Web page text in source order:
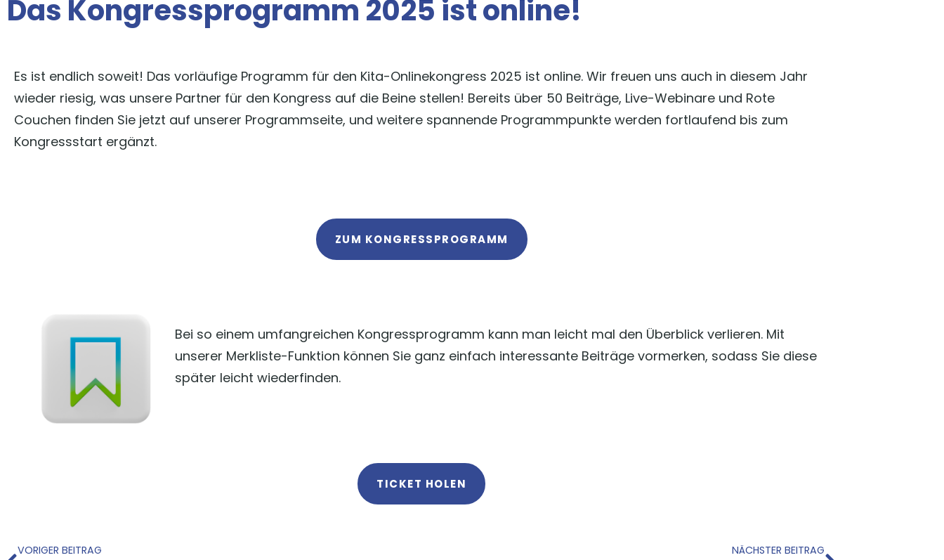
Das Kongressprogramm 2025 ist online!
Es ist endlich soweit! Das vorläufige Programm für den Kita-Onlinekongress 2025 ist online. Wir freuen uns auch in diesem Jahr
wieder riesig, was unsere Partner für den Kongress auf die Beine stellen! Bereits über 50 Beiträge, Live-Webinare und Rote
Couchen finden Sie jetzt auf unserer Programmseite, und weitere spannende Programmpunkte werden fortlaufend bis zum
Kongressstart ergänzt.
ZUM KONGRESSPROGRAMM
Bei so einem umfangreichen Kongressprogramm kann man leicht mal den Überblick verlieren. Mit
unserer Merkliste-Funktion können Sie ganz einfach interessante Beiträge vormerken, sodass Sie diese
später leicht wiederfinden.
TICKET HOLEN
Zurück
VORIGER BEITRAG NÄCHSTER BEITRAGNächster